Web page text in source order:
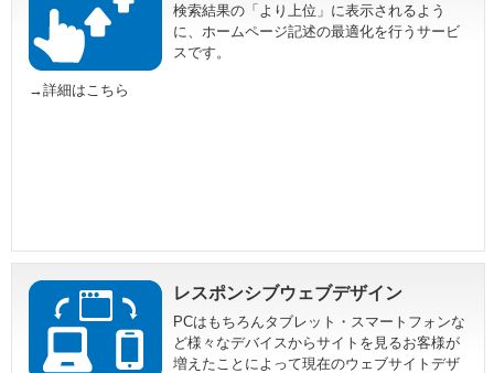
検索結果の「より上位」に表示されるよう
に、ホームページ記述の最適化を行うサービ
スです。
→詳細はこちら
レスポンシブウェブデザイン
PCはもちろんタブレット・スマートフォンな
ど様々なデバイスからサイトを見るお客様が
増えたことによって現在のウェブサイトデザ